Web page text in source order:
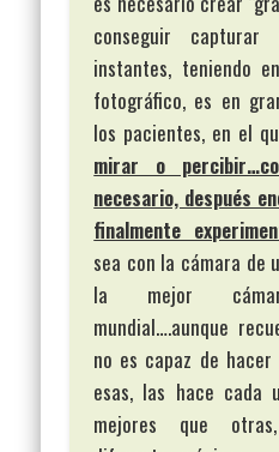
conseguir capturar
instantes, teniendo
fotográfico, es en
los pacientes, en el
mirar o
necesario, después
finalmente
sea con la cámara de
la mejor
mundial….aunque
no es capaz de
esas, las hace cada
mejores que